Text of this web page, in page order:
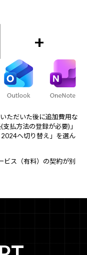
+
ただいた後に追加費用な
払方法の登録が必要)」
へ切り替え」を選ん
ス（有料）の契約が別